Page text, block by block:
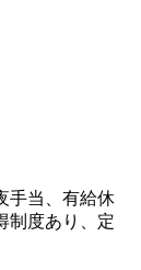
手当、有給休
制度あり、定